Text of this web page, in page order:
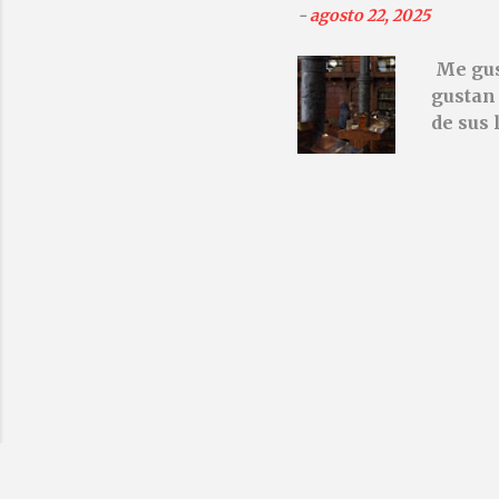
-agosto 22, 2025
Me
de sus
sido